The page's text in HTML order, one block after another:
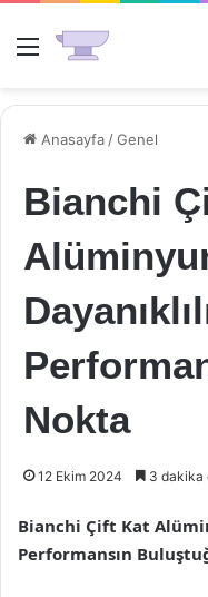
Menü
Anasayfa /Genel
Bianchi
Nokta
12 Ekim 2024 3 dakika
Bianchi Çift Kat
Performansın